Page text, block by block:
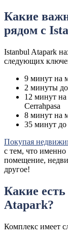
Какие
рядом с
Istanbul Atapark
следующих
9 минут на
2 минуты
12 минут на
Cerrahpasa
8 минут на
35 минут до
Покупая
с тем, что
помещение,
другое!
Какие
Atapark?
Комплекс имеет